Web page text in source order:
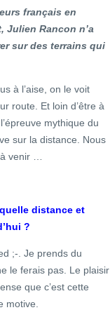
français en
Julien Rancon n’a
sur des terrains qui
à l’aise, on le voit
route. Et loin d’être à
mythique du
sur la distance. Nous
venir …
distance et
?
;-. Je prends du
le ferais pas. Le plaisir
que c’est cette
motive.